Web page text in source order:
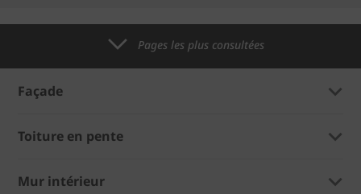
Pages les plus consultées
Façade
Toiture en pente
Mur intérieur